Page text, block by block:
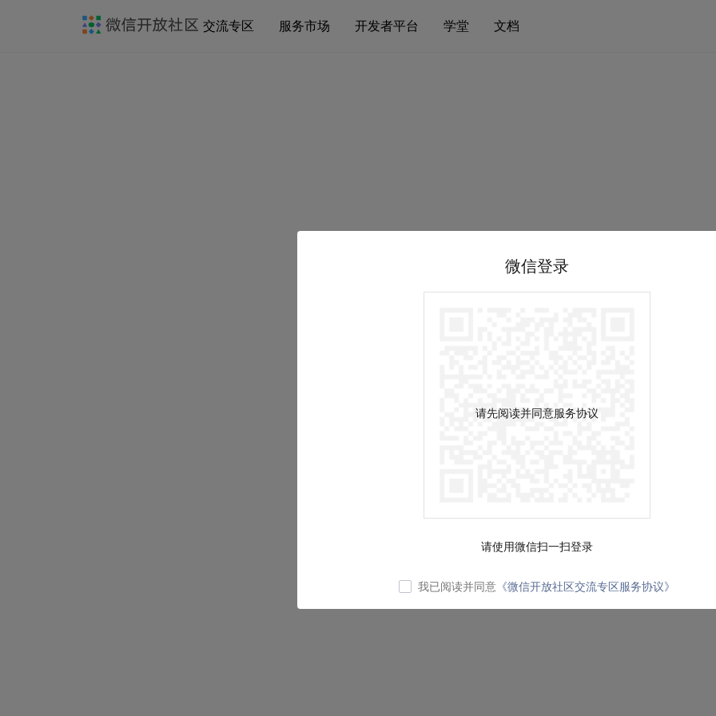
交流专区 服务市场 开发者平台 学堂 文档
微信登录
请先阅读并同意服务协议
请使用微信扫一扫登录
我已阅读并同意 《微信开放社区交流专区服务协议》